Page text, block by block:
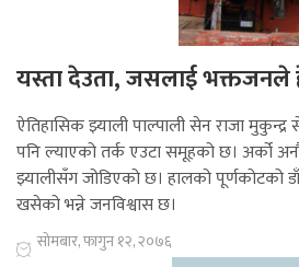
यस्ता देउता, जसलाई भक्तजनले
ऐतिहासिक झ्याली पाल्पाली सेन राजा
पनि ल्याएको तर्क एउटा समूहको छ। अर्को
झ्यालीसँग जोडिएको छ। हालको पूर्णकोटको
खसेको भन्ने जनविश्वास छ।
सोमबार, फागुन १२, २०७६